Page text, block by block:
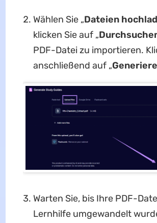
Wählen Sie „Dateien
klicken Sie auf „
PDF-Datei zu importieren.
anschließend auf „
Warten Sie, bis Ihre PDF-
Lernhilfe umgewandelt